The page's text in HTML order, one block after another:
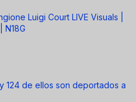
Luigi Court LIVE Visuals |
N18G
124 de ellos son deportados a